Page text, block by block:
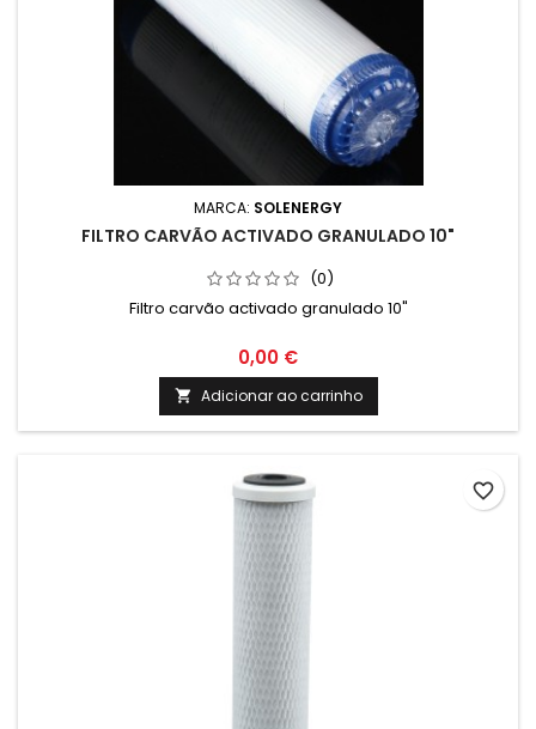
MARCA: SOLENERGY
FILTRO CARVÃO ACTIVADO GRANULADO 10"
(0)
Filtro carvão activado granulado 10"
0,00 €
 Adicionar ao carrinho
favorite_border